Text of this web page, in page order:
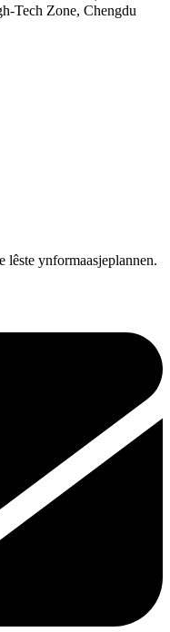
Tech Zone, Chengdu
lêste ynformaasjeplannen.